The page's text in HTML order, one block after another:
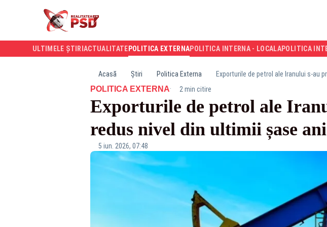
ULTIMELE ȘTIRI ACTUALITATE POLITICA EXTERNAPOLITICA INTERNA - LOCALAPOLITICA
Acasă Știri Politica Externa Exporturile de petrol ale Iranului s-au
POLITICA EXTERNA· 2 min citire
Exporturile de petrol ale
redus nivel din ultimii șase
5 iun. 2026, 07:48